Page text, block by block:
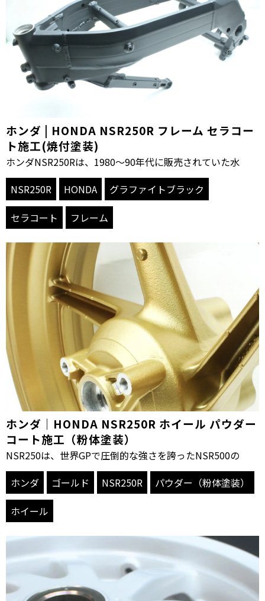
ホンダ | HONDA NSR250R フレーム セラコー
ト施工(焼付塗装)
ホンダNSR250Rは、1980〜90年代に販売されていた水
NSR250R
HONDA
グラファイトブラック
セラコート
フレーム
ホンダ｜HONDA NSR250R ホイール パウダー
コート施工（粉体塗装）
NSR250は、世界GPで圧倒的な強さを誇ったNSR500の
ホンダ
ゴールド NSR250R
パウダー（粉体塗装）
ホイール